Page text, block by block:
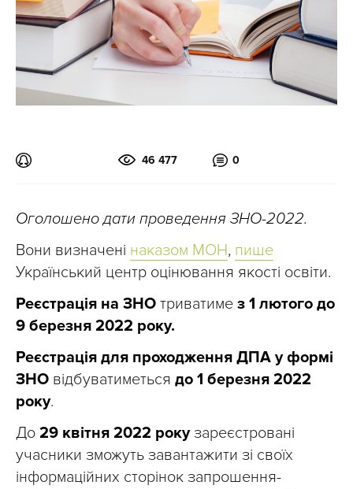
46 477 0
Оголошено дати проведення ЗНО-2022.
Вони визначені наказом МОН, пише
Український центр оцінювання якості освіти.
Реєстрація на ЗНО триватиме з 1 лютого до
9 березня 2022 року.
Реєстрація для проходження ДПА у формі
ЗНО відбуватиметься до 1 березня 2022
року.
До 29 квітня 2022 рокузареєстровані
учасники зможуть завантажити зі своїх
інформаційних сторінок запрошення-